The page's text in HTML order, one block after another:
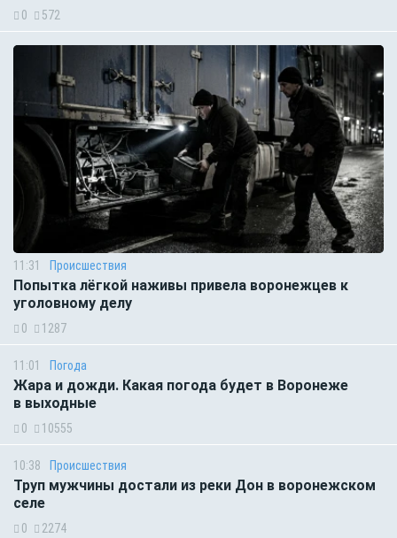
0 572
11:31 Происшествия
Попытка лёгкой наживы привела воронежцев к
уголовному делу
0 1287
11:01 Погода
Жара и дожди. Какая погода будет в Воронеже
в выходные
0 10555
10:38 Происшествия
Труп мужчины достали из реки Дон в воронежском
селе
0 2274